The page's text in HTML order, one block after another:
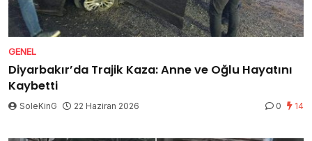
GENEL
Diyarbakır’da Trajik Kaza: Anne ve Oğlu Hayatını
Kaybetti
SoleKinG 22 Haziran 2026 0 14